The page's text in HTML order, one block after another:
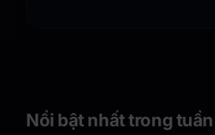
Nổi bật nhất trong tuần